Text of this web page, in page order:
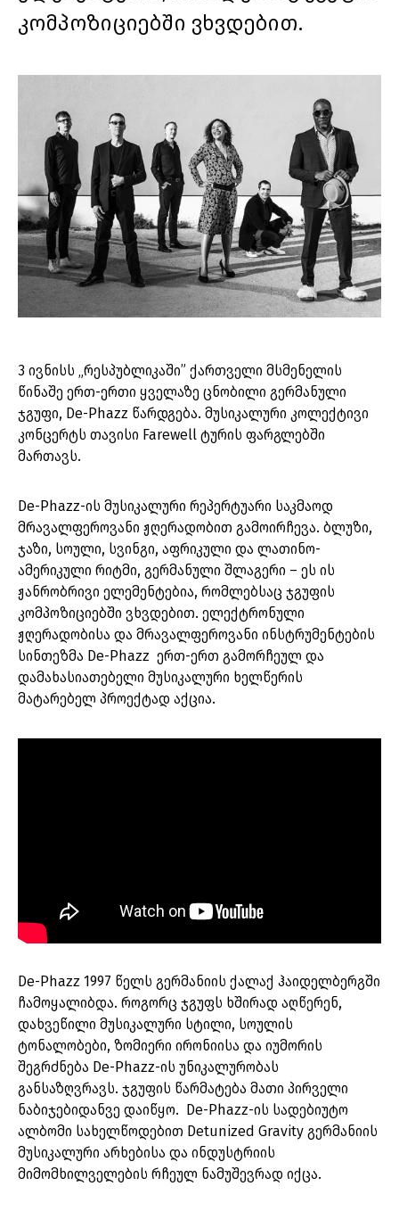
კომპოზიციებში ვხვდებით.
3 ივნისს „რესპუბლიკაში” ქართველი მსმენელის
წინაშე ერთ-ერთი ყველაზე ცნობილი გერმანული
ჯგუფი, De-Phazz წარდგება. მუსიკალური კოლექტივი
კონცერტს თავისი Farewell ტურის ფარგლებში
მართავს.
De-Phazz-ის მუსიკალური რეპერტუარი საკმაოდ
მრავალფეროვანი ჟღერადობით გამოირჩევა. ბლუზი,
ჯაზი, სოული, სვინგი, აფრიკული და ლათინო-
ამერიკული რიტმი, გერმანული შლაგერი – ეს ის
ჟანრობრივი ელემენტებია, რომლებსაც ჯგუფის
კომპოზიციებში ვხვდებით. ელექტრონული
ჟღერადობისა და მრავალფეროვანი ინსტრუმენტების
სინთეზმა De-Phazz ერთ-ერთ გამორჩეულ და
დამახასიათებელი მუსიკალური ხელწერის
მატარებელ პროექტად აქცია.
De-Phazz 1997 წელს გერმანიის ქალაქ ჰაიდელბერგში
ჩამოყალიბდა. როგორც ჯგუფს ხშირად აღწერენ,
დახვეწილი მუსიკალური სტილი, სოულის
ტონალობები, ზომიერი ირონიისა და იუმორის
შეგრძნება De-Phazz-ის უნიკალურობას
განსაზღვრავს. ჯგუფის წარმატება მათი პირველი
ნაბიჯებიდანვე დაიწყო. De-Phazz-ის სადებიუტო
ალბომი სახელწოდებით Detunized Gravity გერმანიის
მუსიკალური არხებისა და ინდუსტრიის
მიმომხილველების რჩეულ ნამუშევრად იქცა.